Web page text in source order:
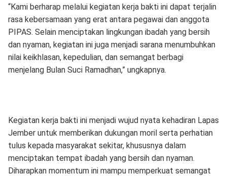
“Kami berharap melalui kegiatan kerja bakti ini dapat terjalin
rasa kebersamaan yang erat antara pegawai dan anggota
PIPAS. Selain menciptakan lingkungan ibadah yang bersih
dan nyaman, kegiatan ini juga menjadi sarana menumbuhkan
nilai keikhlasan, kepedulian, dan semangat berbagi
menjelang Bulan Suci Ramadhan,” ungkapnya.
Kegiatan kerja bakti ini menjadi wujud nyata kehadiran Lapas
Jember untuk memberikan dukungan moril serta perhatian
tulus kepada masyarakat sekitar, khususnya dalam
menciptakan tempat ibadah yang bersih dan nyaman.
Diharapkan momentum ini mampu memperkuat semangat